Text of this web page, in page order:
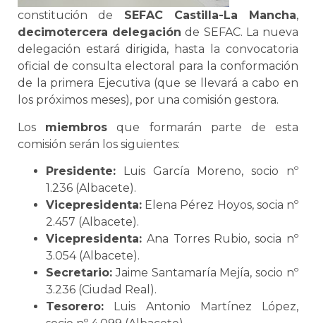
constitución de SEFAC Castilla-La Mancha,
decimotercera delegación de SEFAC. La nueva
delegación estará dirigida, hasta la convocatoria
oficial de consulta electoral para la conformación
de la primera Ejecutiva (que se llevará a cabo en
los próximos meses), por una comisión gestora.
Los miembros que formarán parte de esta
comisión serán los siguientes:
Presidente: Luis García Moreno, socio nº
1.236 (Albacete).
Vicepresidenta: Elena Pérez Hoyos, socia nº
2.457 (Albacete).
Vicepresidenta: Ana Torres Rubio, socia nº
3.054 (Albacete).
Secretario: Jaime Santamaría Mejía, socio nº
3.236 (Ciudad Real).
Tesorero: Luis Antonio Martínez López,